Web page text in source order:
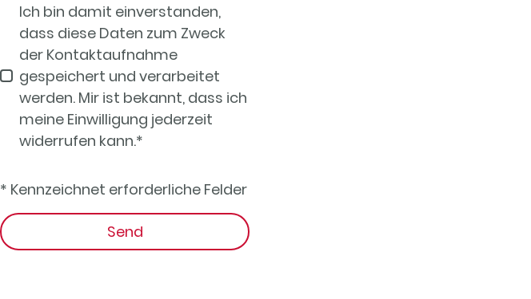
Ich bin damit einverstanden,
dass diese Daten zum Zweck
der Kontaktaufnahme
gespeichert und verarbeitet
werden. Mir ist bekannt, dass ich
meine Einwilligung jederzeit
widerrufen kann.*
* Kennzeichnet erforderliche Felder
Send